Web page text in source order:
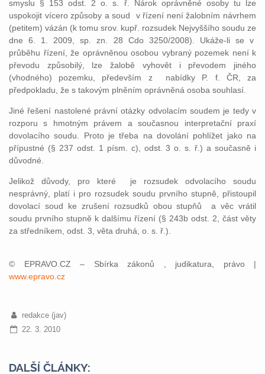
smyslu § 153 odst. 2 o. s. ř. Nárok oprávněné osoby tu lze
uspokojit vícero způsoby a soud v řízení není žalobním návrhem
(petitem) vázán (k tomu srov. kupř. rozsudek Nejvyššího soudu ze
dne 6. 1. 2009, sp. zn. 28 Cdo 3250/2008). Ukáže-li se v
průběhu řízení, že oprávněnou osobou vybraný pozemek není k
převodu způsobilý, lze žalobě vyhovět i převodem jiného
(vhodného) pozemku, především z nabídky P. f. ČR, za
předpokladu, že s takovým plněním oprávněná osoba souhlasí.
Jiné řešení nastolené právní otázky odvolacím soudem je tedy v
rozporu s hmotným právem a současnou interpretační praxí
dovolacího soudu. Proto je třeba na dovolání pohlížet jako na
přípustné (§ 237 odst. 1 písm. c), odst. 3 o. s. ř.) a současně i
důvodné.
Jelikož důvody, pro které je rozsudek odvolacího soudu
nesprávný, platí i pro rozsudek soudu prvního stupně, přistoupil
dovolací soud ke zrušení rozsudků obou stupňů a věc vrátil
soudu prvního stupně k dalšímu řízení (§ 243b odst. 2, část věty
za středníkem, odst. 3, věta druhá, o. s. ř.).
© EPRAVO.CZ – Sbírka zákonů , judikatura, právo |
www.epravo.cz
redakce (jav)
22. 3. 2010
DALŠÍ ČLÁNKY: